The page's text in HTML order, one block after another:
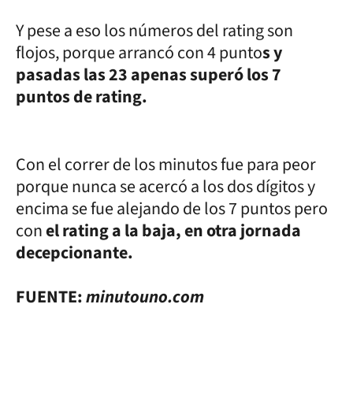
Y pese a eso los números del rating son
flojos, porque arrancó con 4 puntos y
pasadas las 23 apenas superó los 7
puntos de rating.
Con el correr de los minutos fue para peor
porque nunca se acercó a los dos dígitos y
encima se fue alejando de los 7 puntos pero
conel rating a la baja, en otra jornada
decepcionante.
FUENTE:minutouno.com